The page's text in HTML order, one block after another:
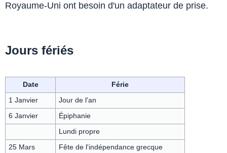
Royaume-Uni ont besoin d'un adaptateur de prise.
Jours fériés
Date Férie
1 Janvier Jour de l'an
6 Janvier Épiphanie
Lundi propre
25 Mars Fête de l'indépendance grecque